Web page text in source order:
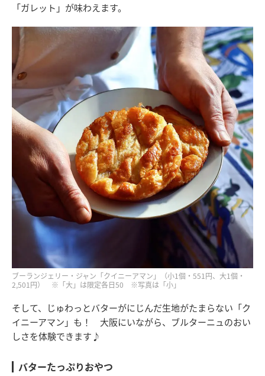
「ガレット」が味わえます。
ブーランジェリー・ジャン「クイニーアマン」（小1個・551円、大1個・
2,501円） ※「大」は限定各日50 ※写真は「小」
そして、じゅわっとバターがにじんだ生地がたまらない「ク
イニーアマン」も！ 大阪にいながら、ブルターニュのおい
しさを体験できます♪
バターたっぷりおやつ